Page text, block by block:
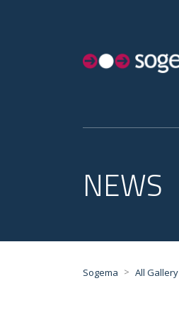
NEWS
Sogema > All Gallery